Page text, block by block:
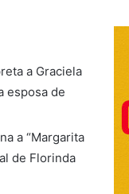
a Graciela
esposa de
a “Margarita
de Florinda